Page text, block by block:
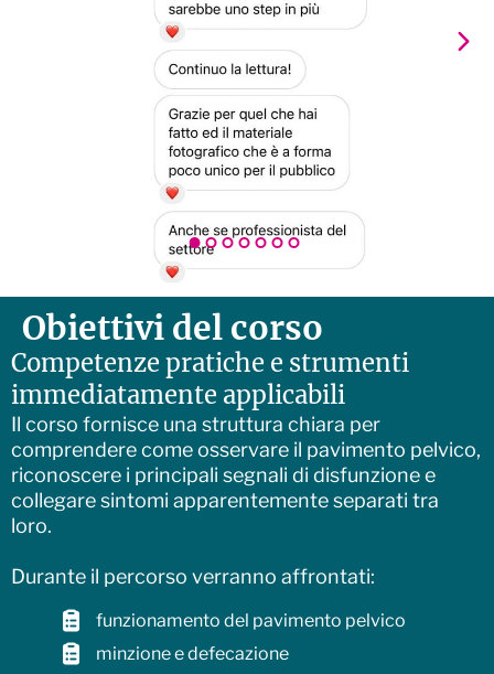
Obiettivi del corso
Competenze pratiche e strumenti
immediatamente applicabili
Il corso fornisce una struttura chiara per
comprendere come osservare il pavimento pelvico,
riconoscere i principali segnali di disfunzione e
collegare sintomi apparentemente separati tra
loro.
Durante il percorso verranno affrontati:
funzionamento del pavimento pelvico
minzione e defecazione